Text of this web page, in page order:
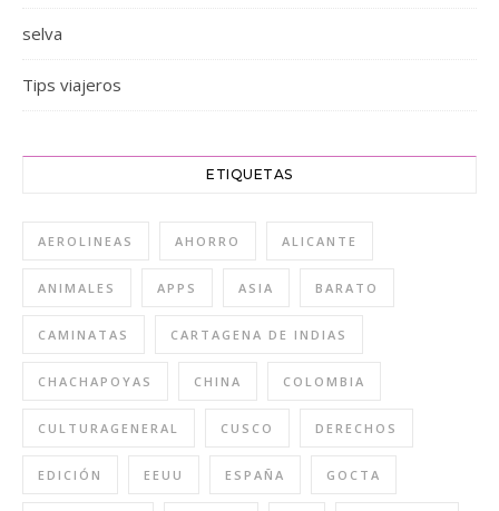
selva
Tips viajeros
ETIQUETAS
AEROLINEAS AHORRO ALICANTE
ANIMALES APPS ASIA BARATO
CAMINATAS CARTAGENA DE INDIAS
CHACHAPOYAS CHINA COLOMBIA
CULTURAGENERAL CUSCO DERECHOS
EDICIÓN EEUU ESPAÑA GOCTA